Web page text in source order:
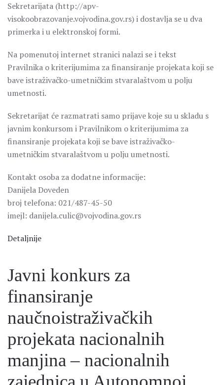
Sekretarijata (http://apv-
visokoobrazovanje.vojvodina.gov.rs) i dostavlja se u dva
primerka i u elektronskoj formi.
Na pomenutoj internet stranici nalazi se i tekst
Pravilnika o kriterijumima za finansiranje projekata koji se
bave istraživačko-umetničkim stvaralaštvom u polju
umetnosti.
Sekretarijat će razmatrati samo prijave koje su u skladu s
javnim konkursom i Pravilnikom o kriterijumima za
finansiranje projekata koji se bave istraživačko-
umetničkim stvaralaštvom u polju umetnosti.
Kontakt osoba za dodatne informacije:
Danijela Doveden
broj telefona: 021/487-45-50
imejl: danijela.culic@vojvodina.gov.rs
Detaljnije
Javni konkurs za
finansiranje
naučnoistraživačkih
projekata nacionalnih
manjina – nacionalnih